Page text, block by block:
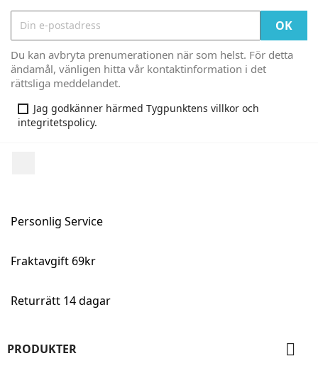
Du kan avbryta prenumerationen när som helst. För detta
ändamål, vänligen hitta vår kontaktinformation i det
rättsliga meddelandet.
Jag godkänner härmed Tygpunktens villkor och
integritetspolicy.
Personlig Service
Fraktavgift 69kr
Returrätt 14 dagar
PRODUKTER 